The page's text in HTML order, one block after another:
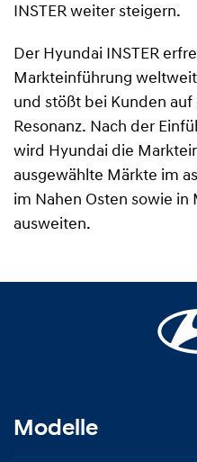
INSTER weiter steigern.
Der Hyundai INSTER
Markteinführung
und stößt bei Kunden
Resonanz. Nach der
wird Hyundai die
ausgewählte Märkte im
im Nahen Osten sowie
ausweiten.
Modelle